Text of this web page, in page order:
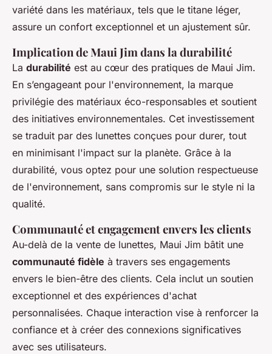
variété dans les matériaux, tels que le titane léger,
assure un confort exceptionnel et un ajustement sûr.
Implication de Maui Jim dans la durabilité
La durabilité est au cœur des pratiques de Maui Jim.
En s’engageant pour l'environnement, la marque
privilégie des matériaux éco-responsables et soutient
des initiatives environnementales. Cet investissement
se traduit par des lunettes conçues pour durer, tout
en minimisant l'impact sur la planète. Grâce à la
durabilité, vous optez pour une solution respectueuse
de l'environnement, sans compromis sur le style ni la
qualité.
Communauté et engagement envers les clients
Au-delà de la vente de lunettes, Maui Jim bâtit une
communauté fidèle à travers ses engagements
envers le bien-être des clients. Cela inclut un soutien
exceptionnel et des expériences d'achat
personnalisées. Chaque interaction vise à renforcer la
confiance et à créer des connexions significatives
avec ses utilisateurs.